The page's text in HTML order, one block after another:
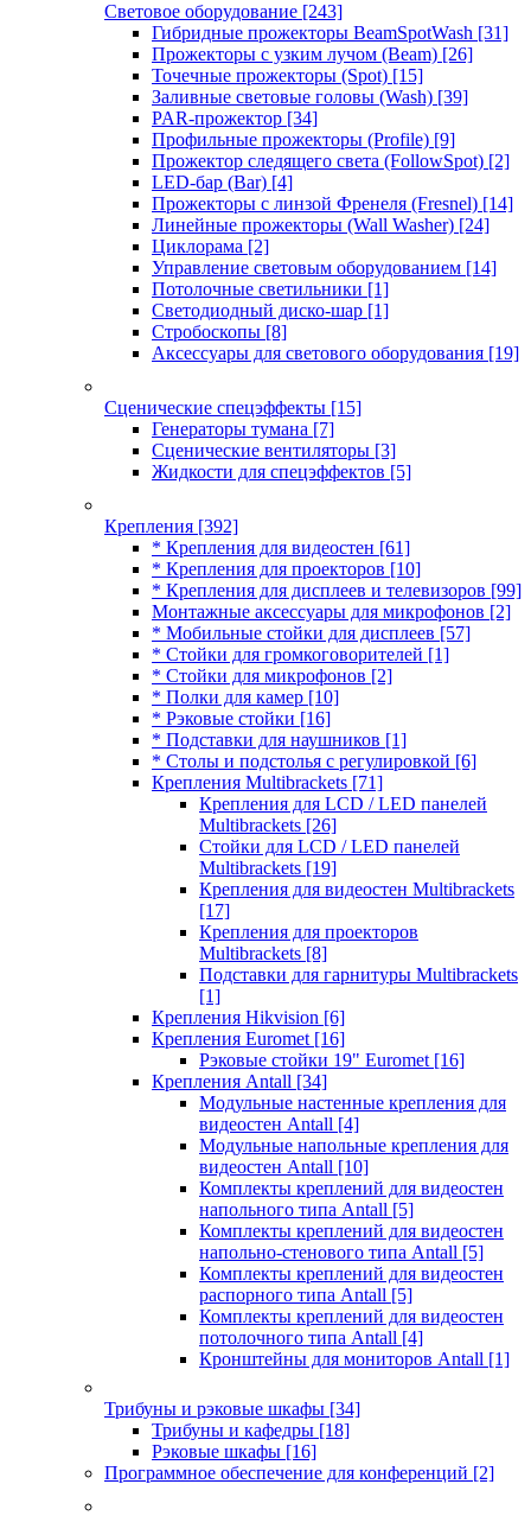
Световое оборудование [243]
Гибридные прожекторы BeamSpotWash [31]
Прожекторы с узким лучом (Beam) [26]
Точечные прожекторы (Spot) [15]
Заливные световые головы (Wash) [39]
PAR-прожектор [34]
Профильные прожекторы (Profile) [9]
Прожектор следящего света (FollowSpot) [2]
LED-бар (Bar) [4]
Прожекторы с линзой Френеля (Fresnel) [14]
Линейные прожекторы (Wall Washer) [24]
Циклорама [2]
Управление световым оборудованием [14]
Потолочные светильники [1]
Светодиодный диско-шар [1]
Стробоскопы [8]
Аксессуары для светового оборудования [19]
Сценические спецэффекты [15]
Генераторы тумана [7]
Сценические вентиляторы [3]
Жидкости для спецэффектов [5]
Крепления [392]
* Крепления для видеостен [61]
* Крепления для проекторов [10]
* Крепления для дисплеев и телевизоров [99]
Монтажные аксессуары для микрофонов [2]
* Мобильные стойки для дисплеев [57]
* Стойки для громкоговорителей [1]
* Стойки для микрофонов [2]
* Полки для камер [10]
* Рэковые стойки [16]
* Подставки для наушников [1]
* Столы и подстолья с регулировкой [6]
Крепления Multibrackets [71]
Крепления для LCD / LED панелей
Multibrackets [26]
Стойки для LCD / LED панелей
Multibrackets [19]
Крепления для видеостен Multibrackets
[17]
Крепления для проекторов
Multibrackets [8]
Подставки для гарнитуры Multibrackets
[1]
Крепления Hikvision [6]
Крепления Euromet [16]
Рэковые стойки 19" Euromet [16]
Крепления Antall [34]
Модульные настенные крепления для
видеостен Antall [4]
Модульные напольные крепления для
видеостен Antall [10]
Комплекты креплений для видеостен
напольного типа Antall [5]
Комплекты креплений для видеостен
напольно-стенового типа Antall [5]
Комплекты креплений для видеостен
распорного типа Antall [5]
Комплекты креплений для видеостен
потолочного типа Antall [4]
Кронштейны для мониторов Antall [1]
Трибуны и рэковые шкафы [34]
Трибуны и кафедры [18]
Рэковые шкафы [16]
Программное обеспечение для конференций [2]